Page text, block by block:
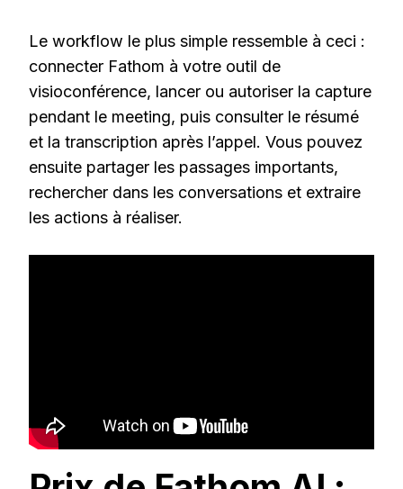
Le workflow le plus simple ressemble à ceci :
connecter Fathom à votre outil de
visioconférence, lancer ou autoriser la capture
pendant le meeting, puis consulter le résumé
et la transcription après l’appel. Vous pouvez
ensuite partager les passages importants,
rechercher dans les conversations et extraire
les actions à réaliser.